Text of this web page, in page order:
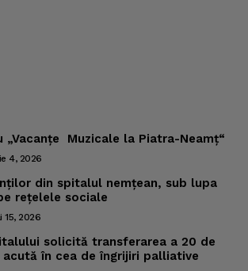
„Vacanţe Muzicale la Piatra-Neamţ“
4, 2026
din spitalul nemţean, sub lupa
reţelele sociale
15, 2026
solicită transferarea a 20 de
în cea de îngrijiri palliative